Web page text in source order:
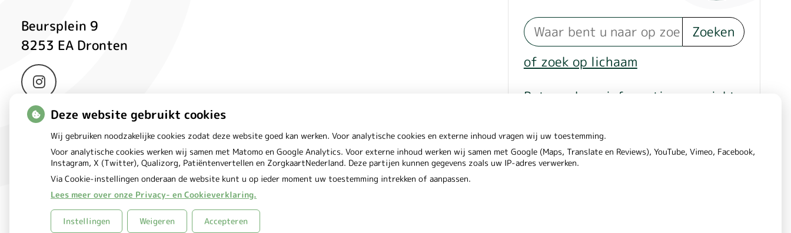
Beursplein 9
8253 EA Dronten
Bezoek
onze
Instagram
pagina
Zoeken
of zoek op lichaam
Betrouwbare informatie over ziekte
Uw Zorg Online Beheer
Deze website gebruikt cookies
Wij gebruiken noodzakelijke cookies zodat deze website goed kan werken. Voor analytische cookies en externe inhoud vragen wij uw toestemming.
Voor analytische cookies werken wij samen met Matomo en Google Analytics. Voor externe inhoud werken wij samen met Google (Maps, Translate en Reviews), YouTube, Vimeo, Facebook,
Instagram, X (Twitter), Qualizorg, Patiëntenvertellen en ZorgkaartNederland. Deze partijen kunnen gegevens zoals uw IP-adres verwerken.
Via Cookie-instellingen onderaan de website kunt u op ieder moment uw toestemming intrekken of aanpassen.
Lees meer over onze Privacy- en Cookieverklaring.
Instellingen Weigeren Accepteren